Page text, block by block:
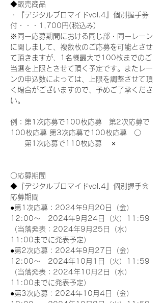
◆販売商品
・『デジタルブロマイドvol.4』個別握手券
付・・・1,700円(税込み)
※同一応募期間における同じ部・同一レーン
に関しまして、複数枚のご応募を可能とさせ
て頂きますが、1名様最大で100枚までのご
当選を上限とさせて頂く予定です。またレー
ンの申込数によっては、上限を調整させて頂
く場合がございますので、予めご了承くださ
い。
例：第1次応募で100枚応募　第2次応募で
100枚応募 第3次応募で100枚応募　〇
第1次応募で110枚応募　 ×
〇応募期間
◆『デジタルブロマイドvol.4』個別握手会
応募期間
●第1次応募：2024年9月20日（金）
12:00～　2024年9月24日（火）11:59
（当落発表：2024年9月25日（水）
11:00までに発表予定）
●第2次応募：2024年9月27日（金）
12:00～　2024年10月1日（火）11:59
（当落発表：2024年10月2日（水）
11:00までに発表予定）
●第3次応募：2024年10月4日（金）